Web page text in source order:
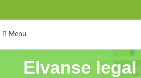
Menu
Elvanse